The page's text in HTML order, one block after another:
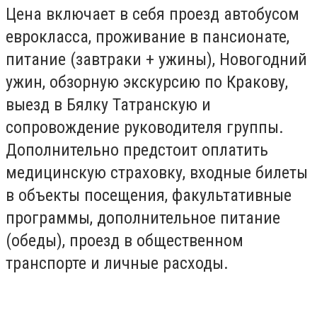
Цена включает в себя проезд автобусом
еврокласса, проживание в пансионате,
питание (завтраки + ужины), Новогодний
ужин, обзорную экскурсию по Кракову,
выезд в Бялку Татранскую и
сопровождение руководителя группы.
Дополнительно предстоит оплатить
медицинскую страховку, входные билеты
в объекты посещения, факультативные
программы, дополнительное питание
(обеды), проезд в общественном
транспорте и личные расходы.